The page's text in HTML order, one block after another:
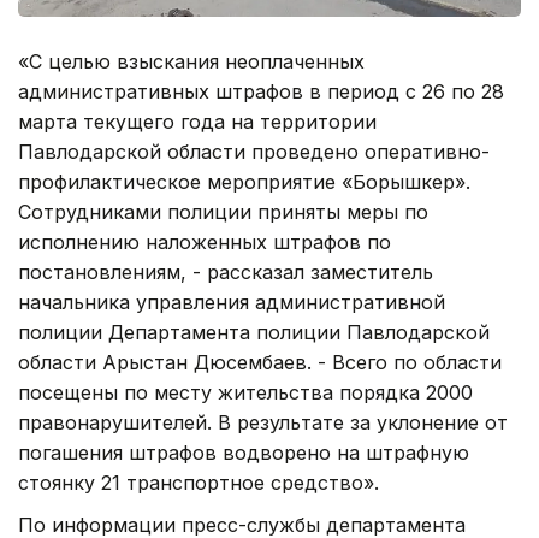
«С целью взыскания неоплаченных
административных штрафов в период с 26 по 28
марта текущего года на территории
Павлодарской области проведено оперативно-
профилактическое мероприятие «Борышкер».
Сотрудниками полиции приняты меры по
исполнению наложенных штрафов по
постановлениям, - рассказал заместитель
начальника управления административной
полиции Департамента полиции Павлодарской
области Арыстан Дюсембаев. - Всего по области
посещены по месту жительства порядка 2000
правонарушителей. В результате за уклонение от
погашения штрафов водворено на штрафную
стоянку 21 транспортное средство».
По информации пресс-службы департамента